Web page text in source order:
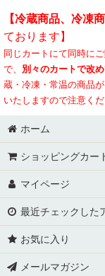
並び順
【冷蔵商品、冷凍
ております】
同じカートにて同時に
で、 別々のカートで改
蔵・冷凍・常温の商品が
いたしますので注意くだ
ホーム
ショッピングカー
マイページ
最近チェックした
お気に入り
メールマガジン